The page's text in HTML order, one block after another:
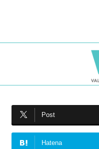
Post
Hatena